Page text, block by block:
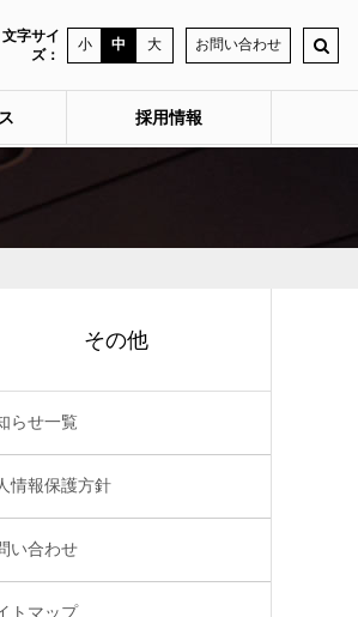
文字サイ
ズ：
小 中 大 お問い合わせ
採用情報
その他
らせ一覧
情報保護方針
い合わせ
トマップ